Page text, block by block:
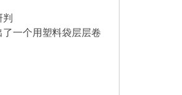
一个用塑料袋层层卷